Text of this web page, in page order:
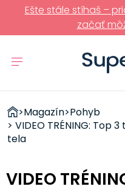
Ešte stále stíhaš –
začať
ZDRAVÉ
RÝCHLOVKY
>Magazín>Pohyb
> VIDEO TRÉNING: Top
tela
VIDEO